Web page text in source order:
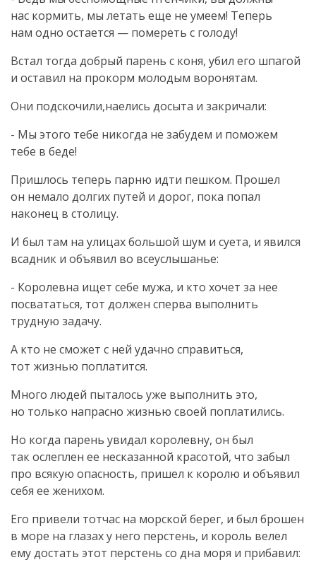
нас кормить, мы летать еще не умеем! Теперь
нам одно остается — помереть с голоду!
Встал тогда добрый парень с коня, убил его шпагой
и оставил на прокорм молодым воронятам.
Они подскочили,наелись досыта и закричали:
- Мы этого тебе никогда не забудем и поможем
тебе в беде!
Пришлось теперь парню идти пешком. Прошел
он немало долгих путей и дорог, пока попал
наконец в столицу.
И был там на улицах большой шум и суета, и явился
всадник и объявил во всеуслышанье:
- Королевна ищет себе мужа, и кто хочет за нее
посвататься, тот должен сперва выполнить
трудную задачу.
А кто не сможет с ней удачно справиться,
тот жизнью поплатится.
Много людей пыталось уже выполнить это,
но только напрасно жизнью своей поплатились.
Но когда парень увидал королевну, он был
так ослеплен ее несказанной красотой, что забыл
про всякую опасность, пришел к королю и объявил
себя ее женихом.
Его привели тотчас на морской берег, и был брошен
в море на глазах у него перстень, и король велел
ему достать этот перстень со дна моря и прибавил: